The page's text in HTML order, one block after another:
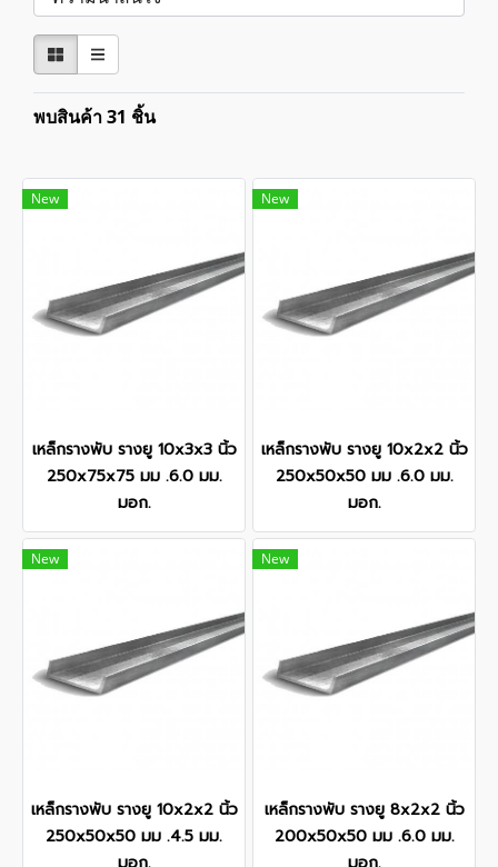
พบสินค้า 31 ชิ้น
New
เหล็กรางพับ รางยู 10x3x3 นิ้ว
250x75x75 มม .6.0 มม.
มอก.
New
เหล็กรางพับ รางยู 10x2x2 นิ้ว
250x50x50 มม .6.0 มม.
มอก.
New
เหล็กรางพับ รางยู 10x2x2 นิ้ว
250x50x50 มม .4.5 มม.
New
เหล็กรางพับ รางยู 8x2x2 นิ้ว
200x50x50 มม .6.0 มม.